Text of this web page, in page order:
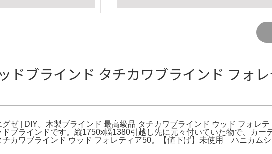
ドブラインド タチカワブラインド フォ
ゼ | DIY。木製ブラインド 最高級品 タチカワブラインド ウッド フォレ
ブラインドです。縦1750x幅1380引越し先に元々付いていた物で、カー
チカワブラインド ウッド フォレティア50。【値下げ】未使用 ハニカ